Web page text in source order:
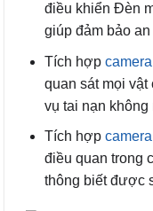
điều khiển Đèn
giúp đảm bảo
Tích hợp
quan sát mọi
vụ tai nạn không
Tích hợp
điều quan trong
thông biết được